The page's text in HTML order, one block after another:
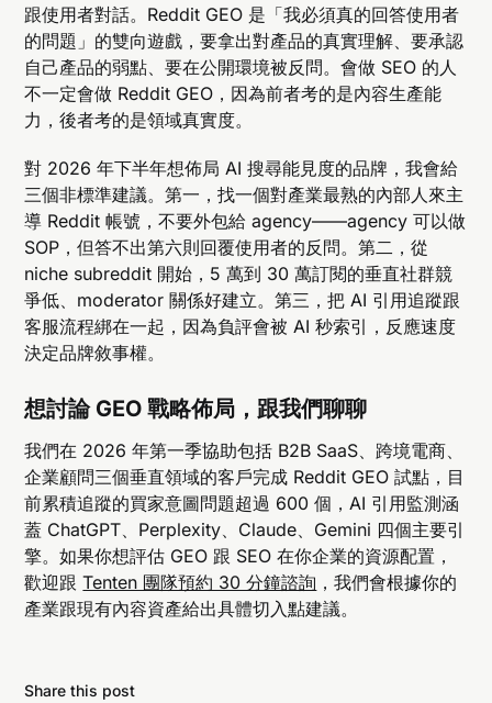
跟使用者對話。Reddit GEO 是「我必須真的回答使用者
的問題」的雙向遊戲，要拿出對產品的真實理解、要承認
自己產品的弱點、要在公開環境被反問。會做 SEO 的人
不一定會做 Reddit GEO，因為前者考的是內容生產能
力，後者考的是領域真實度。
對 2026 年下半年想佈局 AI 搜尋能見度的品牌，我會給
三個非標準建議。第一，找一個對產業最熟的內部人來主
導 Reddit 帳號，不要外包給 agency——agency 可以做
SOP，但答不出第六則回覆使用者的反問。第二，從
niche subreddit 開始，5 萬到 30 萬訂閱的垂直社群競
爭低、moderator 關係好建立。第三，把 AI 引用追蹤跟
客服流程綁在一起，因為負評會被 AI 秒索引，反應速度
決定品牌敘事權。
想討論 GEO 戰略佈局，跟我們聊聊
我們在 2026 年第一季協助包括 B2B SaaS、跨境電商、
企業顧問三個垂直領域的客戶完成 Reddit GEO 試點，目
前累積追蹤的買家意圖問題超過 600 個，AI 引用監測涵
蓋 ChatGPT、Perplexity、Claude、Gemini 四個主要引
擎。如果你想評估 GEO 跟 SEO 在你企業的資源配置，
歡迎跟Tenten 團隊預約 30 分鐘諮詢 ，我們會根據你的
產業跟現有內容資產給出具體切入點建議。
Share this post